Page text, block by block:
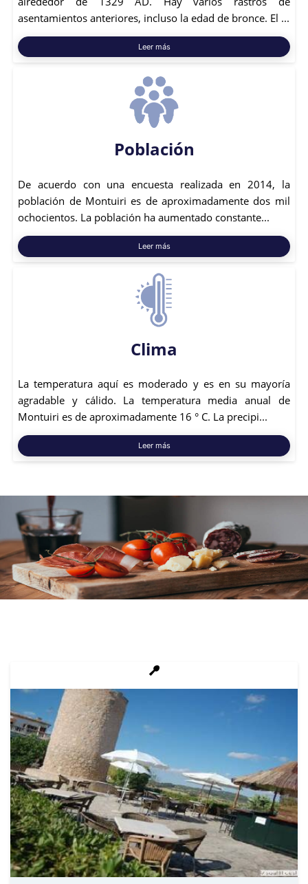
asentamientos anteriores, incluso la edad de bronce. El ...
Leer más
Población
De acuerdo con una encuesta realizada en 2014, la
población de Montuiri es de aproximadamente dos mil
ochocientos. La población ha aumentado constante...
Leer más
Clima
La temperatura aquí es moderado y es en su mayoría
agradable y cálido. La temperatura media anual de
Montuiri es de aproximadamente 16 ° C. La precipi...
Leer más